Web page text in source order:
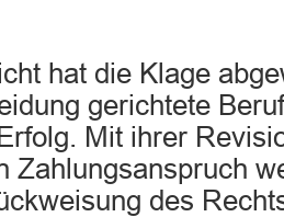
hat die Klage
gerichtete
Mit ihrer
Zahlungsanspruch
des